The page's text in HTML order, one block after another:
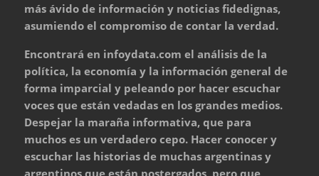
más ávido de información y noticias fidedignas,
asumiendo el compromiso de contar la verdad.
Encontrará en infoydata.com el análisis de la
política, la economía y la información general de
forma imparcial y peleando por hacer escuchar
voces que están vedadas en los grandes medios.
Despejar la maraña informativa, que para
muchos es un verdadero cepo. Hacer conocer y
escuchar las historias de muchas argentinas y
argentinos que están postergados, pero que